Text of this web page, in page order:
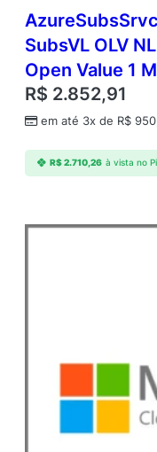
SubsVL OLV
Open Value 1
R$ 2.852,91
em até 3x de R$
R$2.710,26 à vista no